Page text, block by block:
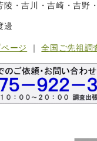
陵・吉川・吉崎・吉野
邊
ージ ｜全国ご先祖